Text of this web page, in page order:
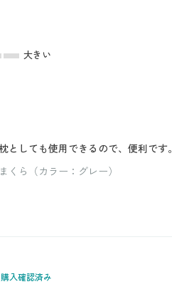
大きい
としても使用できるので、便利です。
くら（カラー：グレー）
購入確認済み